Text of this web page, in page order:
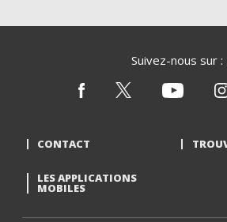
Suivez-nous sur :
CONTACT
LES APPLICATIONS
MOBILES